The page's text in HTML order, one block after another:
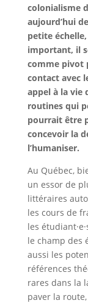
colonialisme
aujourd’hui
petite
important, il
comme pivot
contact avec
appel à la vie
routines qui
pourrait être
concevoir la
l’humaniser.
Au Québec,
un essor de
littéraires
les cours de
les
le champ des
aussi les
références
rares dans la
paver la